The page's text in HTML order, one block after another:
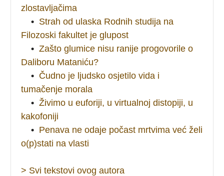
zlostavljačima
• Strah od ulaska Rodnih studija na
Filozoski fakultet je glupost
• Zašto glumice nisu ranije progovorile o
Daliboru Mataniću?
• Čudno je ljudsko osjetilo vida i
tumačenje morala
• Živimo u euforiji, u virtualnoj distopiji, u
kakofoniji
• Penava ne odaje počast mrtvima već želi
o(p)stati na vlasti
> Svi tekstovi ovog autora